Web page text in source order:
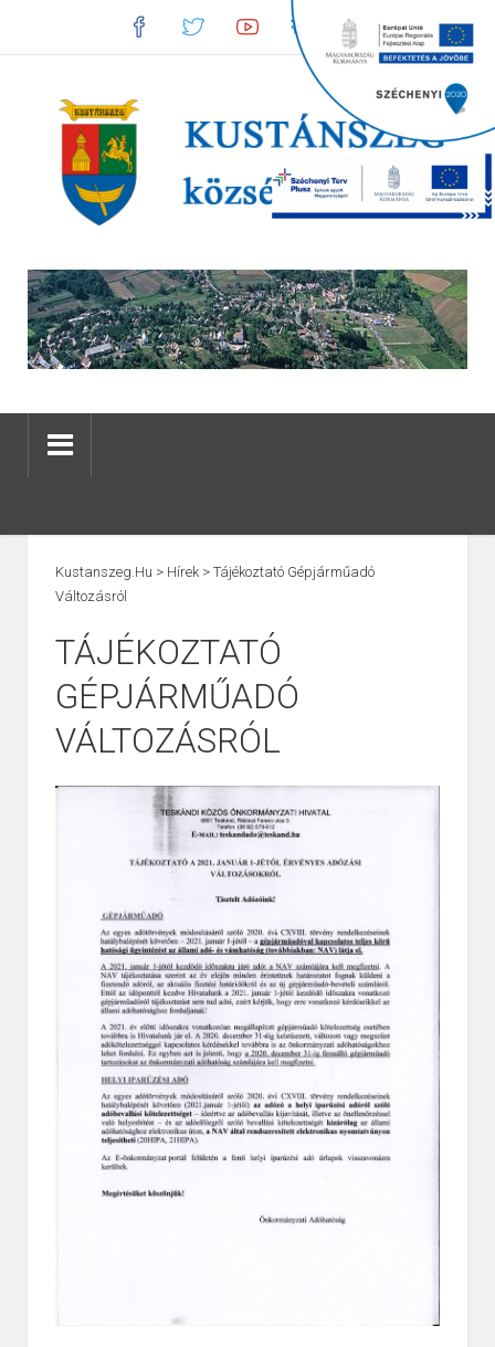
Kustanszeg.hu > Hírek > Tájékoztató Gépjárműadó
Változásról
TÁJÉKOZTATÓ
GÉPJÁRMŰADÓ
VÁLTOZÁSRÓL